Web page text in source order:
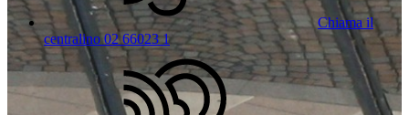
Chiama il
centralino 02 66023 1